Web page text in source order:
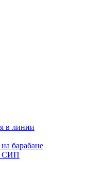
в линии
барабане
СИП